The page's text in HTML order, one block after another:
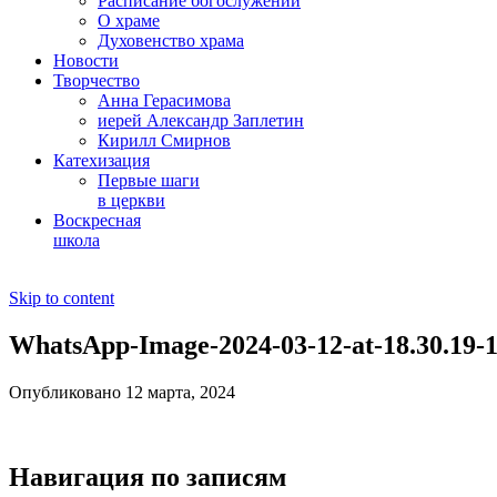
О храме
Духовенство храма
Новости
Творчество
Анна Герасимова
иерей Александр Заплетин
Кирилл Смирнов
Катехизация
Первые шаги
в церкви
Воскресная
школа
Skip to content
WhatsApp-Image-2024-03-12-at-18.30.19-
Опубликовано 12 марта, 2024
Навигация по записям